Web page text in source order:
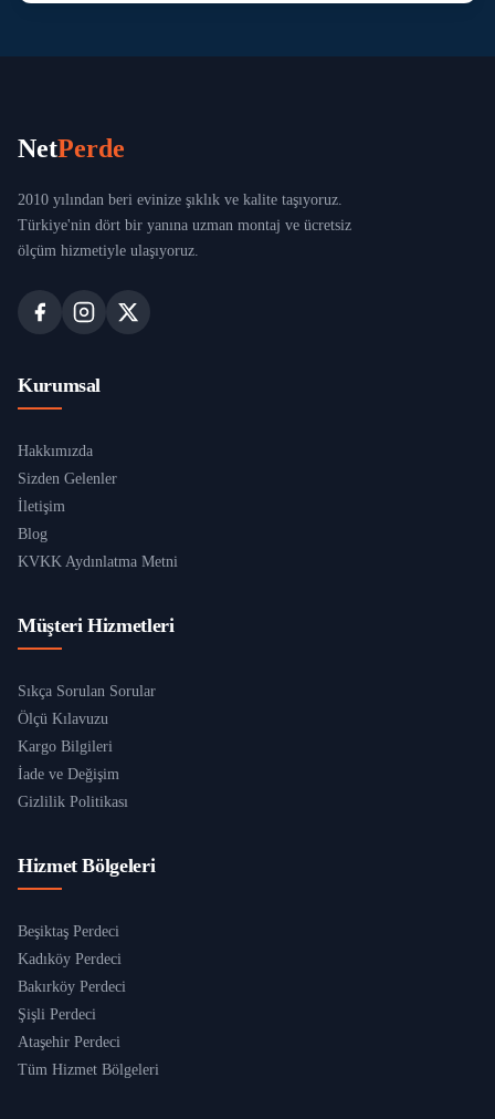
NetPerde
2010 yılından beri evinize şıklık ve kalite taşıyoruz.
Türkiye'nin dört bir yanına uzman montaj ve ücretsiz
ölçüm hizmetiyle ulaşıyoruz.
Kurumsal
Hakkımızda
Sizden Gelenler
İletişim
Blog
KVKK Aydınlatma Metni
Müşteri Hizmetleri
Sıkça Sorulan Sorular
Ölçü Kılavuzu
Kargo Bilgileri
İade ve Değişim
Gizlilik Politikası
Hizmet Bölgeleri
Beşiktaş Perdeci
Kadıköy Perdeci
Bakırköy Perdeci
Şişli Perdeci
Ataşehir Perdeci
Tüm Hizmet Bölgeleri